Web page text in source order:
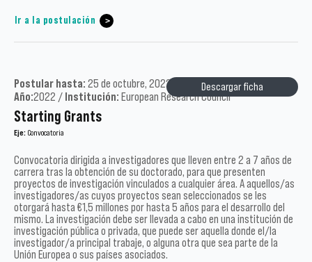
Ir a la postulación
Descargar ficha
Postular hasta: 25 de octubre, 2022 / Tipo:Académicos /
Año:2022 / Institución: European Research Council
Starting Grants
Eje: Convocatoria
Convocatoria dirigida a investigadores que lleven entre 2 a 7 años de
carrera tras la obtención de su doctorado, para que presenten
proyectos de investigación vinculados a cualquier área. A aquellos/as
investigadores/as cuyos proyectos sean seleccionados se les
otorgará hasta €1,5 millones por hasta 5 años para el desarrollo del
mismo. La investigación debe ser llevada a cabo en una institución de
investigación pública o privada, que puede ser aquella donde el/la
investigador/a principal trabaje, o alguna otra que sea parte de la
Unión Europea o sus países asociados.